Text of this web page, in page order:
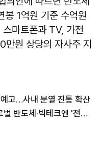
봉 1억원 기준 수억원
마트폰과 TV, 가전
원 상당의 자사주 지
고…사내 분열 진통 확산
삼성·SK하닉 성과급 제도화, 글로벌 반도체·빅테크엔 '전무후무'